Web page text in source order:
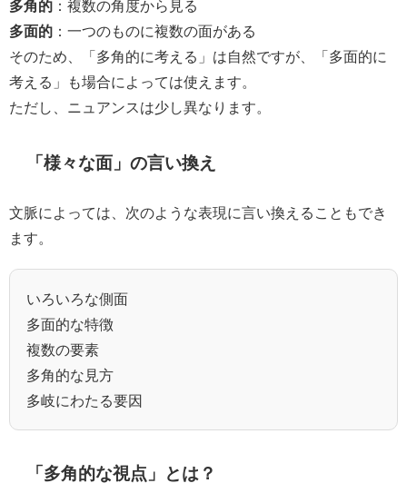
多角的 ：複数の角度から見る
多面的 ：一つのものに複数の面がある
そのため、「多角的に考える」は自然ですが、「多面的に
考える」も場合によっては使えます。
ただし、ニュアンスは少し異なります。
「様々な面」の言い換え
文脈によっては、次のような表現に言い換えることもでき
ます。
いろいろな側面
多面的な特徴
複数の要素
多角的な見方
多岐にわたる要因
「多角的な視点」とは？